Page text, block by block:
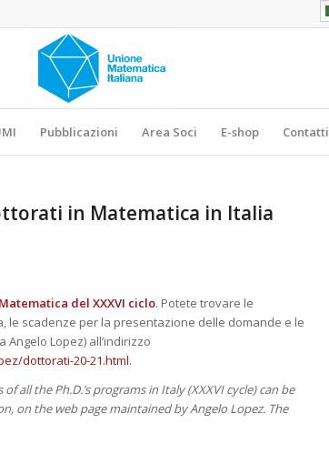
Pubblicazioni Area Soci E-shop Contatti
in Matematica in Italia
del XXXVI ciclo. Potete trovare le
le scadenze per la presentazione delle domande e le
Lopez) all’indirizzo
dottorati-20-21.html.
all the Ph.D.’s programs in Italy (XXXVI cycle) can be
on the web page maintained by Angelo Lopez. The